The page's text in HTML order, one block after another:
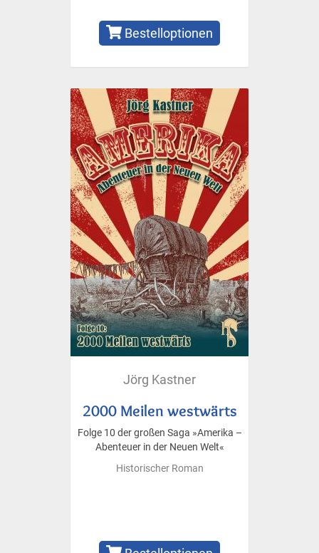
Bestelloptionen
Jörg Kastner
2000 Meilen westwärts
Folge 10 der großen Saga »Amerika –
Abenteuer in der Neuen Welt«
Historischer Roman